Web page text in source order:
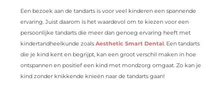
Een bezoek aan de tandarts is voor veel kinderen een spannende
ervaring. Juist daarom is het waardevol om te kiezen voor een
persoonlijke tandarts die meer dan genoeg ervaring heeft met
kindertandheelkunde zoals Aesthetic Smart Dental. Een tandarts
die je kind kent en begrijpt, kan een groot verschil maken in hoe
ontspannen en positief een kind met mondzorg omgaat. Zo kan je
kind zonder knikkende knieën naar de tandarts gaan!